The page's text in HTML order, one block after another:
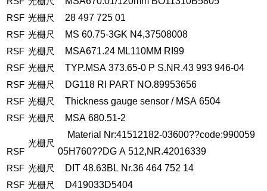
RSF 光栅尺 28 497 725 01
RSF 光栅尺 MS 60.75-3GK N4,37508008
RSF 光栅尺 MSA671.24 ML110MM RI99
RSF 光栅尺 TYP.MSA 373.65-0 P S.NR.43 993 946-04
RSF 光栅尺 DG118 RI PART NO.89953656
RSF 光栅尺 Thickness gauge sensor / MSA 6504
RSF 光栅尺 MSA 680.51-2
RSF
光栅尺
Material
Nr:41512182-03600??code:990059
05H760??DG A 512,NR.42016339
RSF 光栅尺 DIT 48.63BL Nr.36 464 752 14
RSF 光栅尺 D419033D5404